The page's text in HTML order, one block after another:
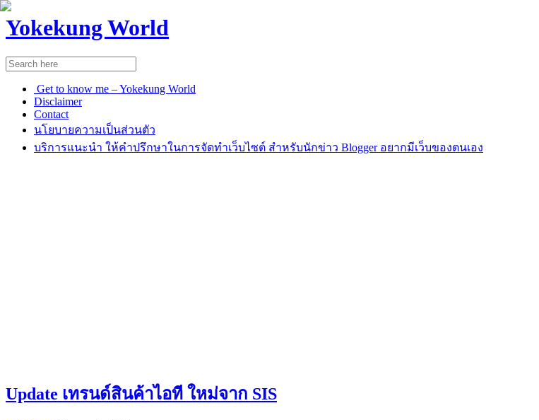
Yokekung World
Get to know me – Yokekung World
Disclaimer
Contact
นโยบายความเป็นส่วนตัว
บริการแนะนำ ให้คำปรึกษาในการจัดทำเว็บไซต์ สำหรับนักข่าว Blogger อยากมีเว็บของตนเอง
Update เทรนด์สินค้าไอที ใหม่จาก SIS